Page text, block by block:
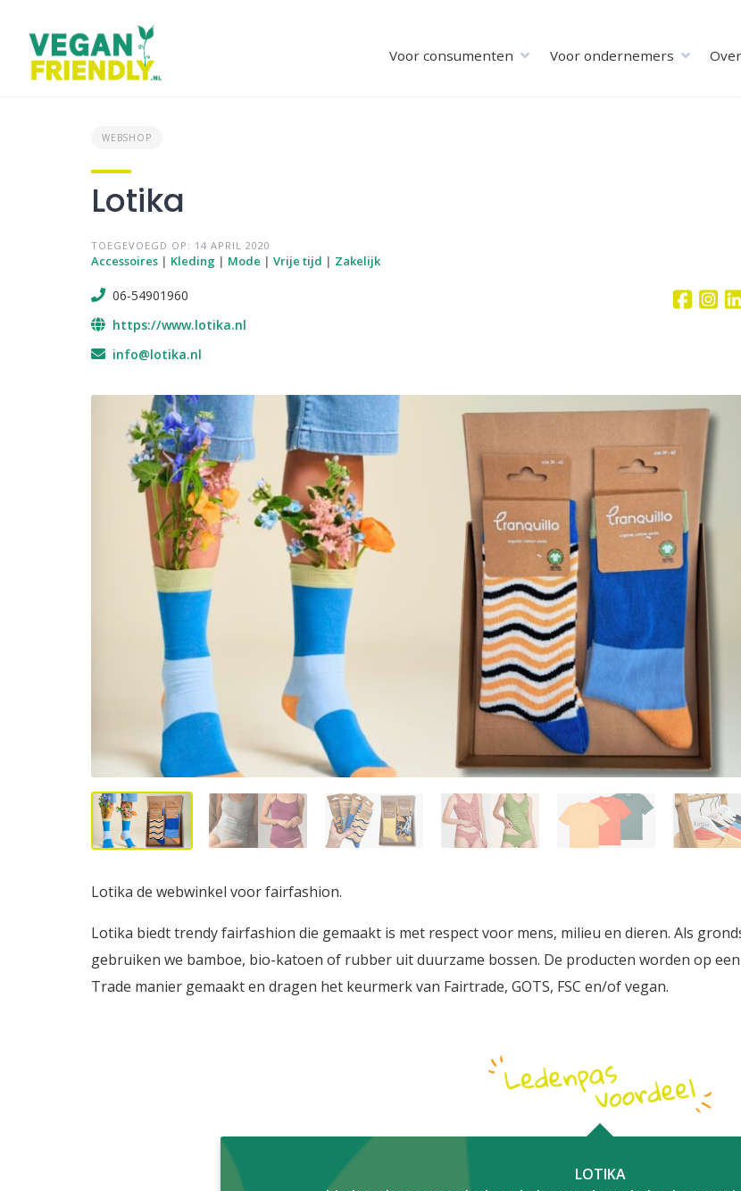
content
Voor consumenten Voor ondernemers
WEBSHOP
Lotika
TOEGEVOEGD OP: 14 APRIL 2020
Accessoires | Kleding | Mode | Vrije tijd | Zakelijk
06-54901960
https://www.lotika.nl
info@lotika.nl
Lotika de webwinkel voor fairfashion.
Lotika biedt trendy fairfashion die gemaakt is met respect voor mens, milieu en dieren. Als
gebruiken we bamboe, bio-katoen of rubber uit duurzame bossen. De producten worden op
Trade manier gemaakt en dragen het keurmerk van Fairtrade, GOTS, FSC en/of vegan.
LOTIKA